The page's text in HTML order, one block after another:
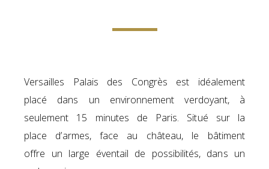
Versailles Palais des Congrès est idéalement
placé dans un environnement verdoyant, à
seulement 15 minutes de Paris. Situé sur la
place d’armes, face au château, le bâtiment
offre un large éventail de possibilités, dans un